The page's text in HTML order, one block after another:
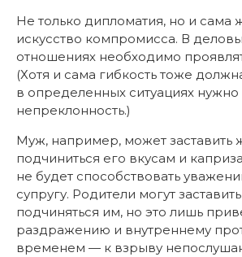
Не только дипломатия, но и сама
искусство компромисса. В
отношениях необходимо
(Хотя и сама гибкость тоже
в определенных ситуациях нужно
непреклонность.)
Муж, например, может заставить
подчиниться его вкусам и
не будет способствовать
супругу. Родители могут
подчиняться им, но это лишь
раздражению и внутреннему
временем — к взрыву